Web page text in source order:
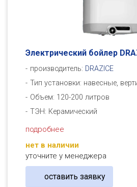
Электрический бойлер
производитель: DRAZICE
Тип установки: навесные,
Объем: 120-200 литров
ТЭН: Керамический
подробнее
нет в наличии
уточните у менеджера
оставить заявку